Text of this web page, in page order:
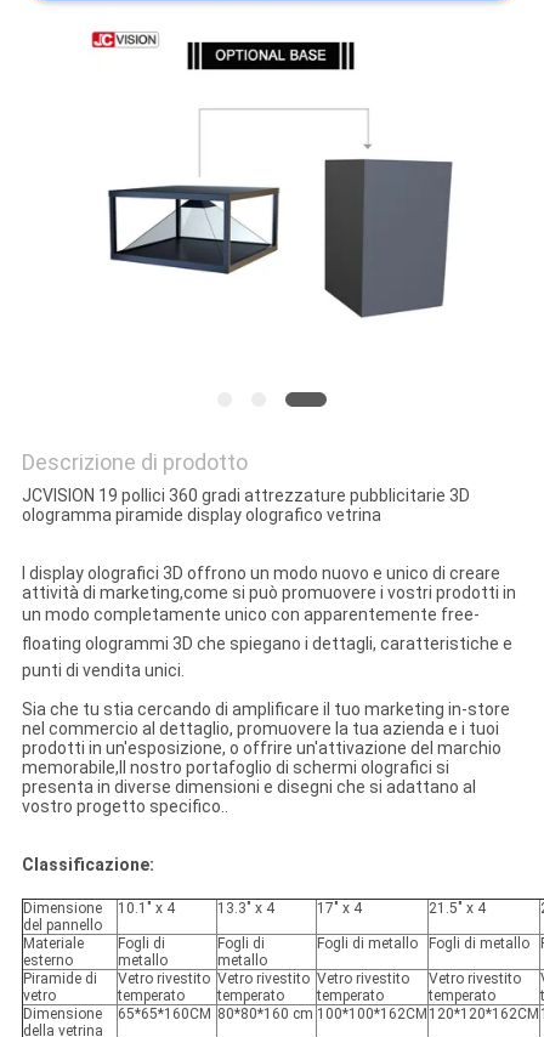
MAPPA
POLITICA
PRIVACY
Descrizione di prodotto
JCVISION 19 pollici 360 gradi attrezzature pubblicitarie 3D
ologramma piramide display olografico vetrina
I display olografici 3D offrono un modo nuovo e unico di creare
attività di marketing,come si può promuovere i vostri prodotti in
un modo completamente unico con apparentemente free-
floating ologrammi 3D che spiegano i dettagli, caratteristiche e
punti di vendita unici.
Sia che tu stia cercando di amplificare il tuo marketing in-store
nel commercio al dettaglio, promuovere la tua azienda e i tuoi
prodotti in un'esposizione, o offrire un'attivazione del marchio
memorabile,Il nostro portafoglio di schermi olografici si
presenta in diverse dimensioni e disegni che si adattano al
vostro progetto specifico..
Classificazione:
Dimensione
del pannello
10.1" x 4 13.3" x 4 17" x 4 21.5" x 4
Materiale
esterno
Fogli di
metallo
Fogli di
metallo
Fogli di metallo Fogli di metallo
Piramide di
vetro
Vetro rivestito
temperato
Vetro rivestito
temperato
Vetro rivestito
temperato
Vetro rivestito
temperato
Dimensione
della vetrina
65*65*160CM 80*80*160 cm 100*100*162CM 120*120*162CM